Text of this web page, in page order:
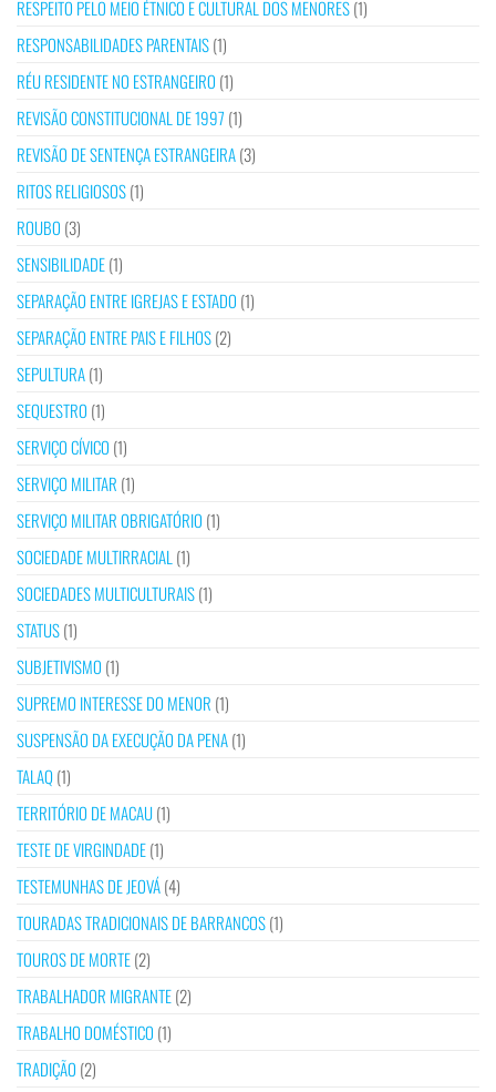
RESPEITO PELO MEIO ÉTNICO E CULTURAL DOS MENORES(1)
RESPONSABILIDADES PARENTAIS(1)
RÉU RESIDENTE NO ESTRANGEIRO (1)
REVISÃO CONSTITUCIONAL DE 1997 (1)
REVISÃO DE SENTENÇA ESTRANGEIRA(3)
RITOS RELIGIOSOS(1)
ROUBO (3)
SENSIBILIDADE(1)
SEPARAÇÃO ENTRE IGREJAS E ESTADO (1)
SEPARAÇÃO ENTRE PAIS E FILHOS(2)
SEPULTURA(1)
SEQUESTRO (1)
SERVIÇO CÍVICO (1)
SERVIÇO MILITAR (1)
SERVIÇO MILITAR OBRIGATÓRIO (1)
SOCIEDADE MULTIRRACIAL (1)
SOCIEDADES MULTICULTURAIS(1)
STATUS(1)
SUBJETIVISMO (1)
SUPREMO INTERESSE DO MENOR (1)
SUSPENSÃO DA EXECUÇÃO DA PENA(1)
TALAQ(1)
TERRITÓRIO DE MACAU(1)
TESTE DE VIRGINDADE(1)
TESTEMUNHAS DE JEOVÁ(4)
TOURADAS TRADICIONAIS DE BARRANCOS(1)
TOUROS DE MORTE(2)
TRABALHADOR MIGRANTE(2)
TRABALHO DOMÉSTICO (1)
TRADIÇÃO (2)